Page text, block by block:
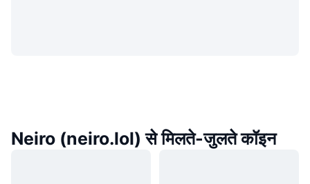
Neiro (neiro.lol) से मिलते-जुलते कॉइन